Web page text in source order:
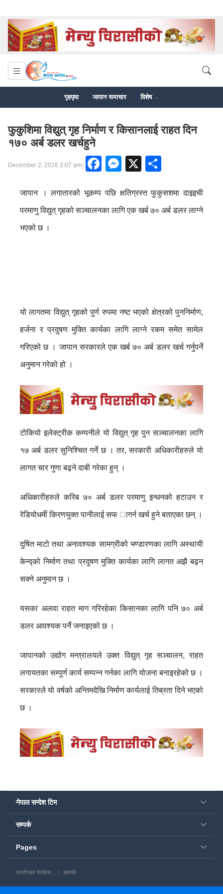
गृहपृष्ठ जापान समाचार विशेष
फुकुशिमा विद्युत् गृह निर्माण र किसानलाई राहत दिन
१७० अर्ब डलर खर्चहुने
December 2, 2016 2:07 am| Facebook
Messenger
X
जापान । लगातारको भूकम्प पछि क्षतिग्रस्त फुकुसशमा दाइइची
परमाणु विद्युत् गृहको सञ्चालनका लागि एक खर्ब ७० अर्ब डलर लाग्ने
भएको छ ।
यो लागतमा विद्युत् गृहको पुर्ण रुपमा नष्ट भएको क्षेत्रको पुननिर्माण,
हर्जना र प्रदुषण मुक्ति कार्यका लागि लाग्ने रकम समेत सामेल
गरिएको छ । जापान सरकारले एक खर्ब ७० अर्ब डलर खर्च गर्नुपर्ने
अनुमान गरेको हो ।
टोकियो इलेक्ट्रीक कम्पनीले यो विद्युत् गृह पुन सञ्चालनका लागि
१७ अर्ब डलर सुनिश्चित गर्ने छ । तर, सरकारी अधिकारीहरुले यो
लागत चार गुणा बढ्ने दाबी गरेका हुन् ।
अधिकारीहरुले करिब ७० अर्ब डलर परमाणु इन्धनको हटाउन र
रेडियोधर्मी किरणयुक्त पानीलाई सफ ागर्न खर्च हुने बताएका छन् ।
दुषित माटो तथा अनावश्यक सामग्रीको भण्डारणका लागि अस्थायी
केन्द्को निर्माण तथा प्रदुषण मुक्ति कार्यका लागि लागत अझै बढ्न
सक्ने अनुमान छ ।
यसका अलवा राहत माग गरिरहेका किसानका लागि पनि ७० अर्ब
डलर आवश्यक पर्ने जनाइएको छ ।
जापानको उद्योग मन्त्रालयले उक्त विद्युत् गृह सञ्चालन, राहत
लगायतका सम्पुर्ण कार्य सम्पन्न गर्नका लागि योजना बनाइरहेको छ ।
सरकारले यो वर्षको अन्तिमदेखि निर्माण कार्यलाई तिब्रता दिने भएको
छ ।
नेपाल सन्देश टिम
सम्पर्क
Pages
प्रयोगका शर्तहरु : सम्पर्क